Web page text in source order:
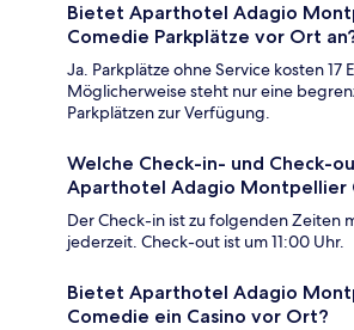
Bietet Aparthotel Adagio
Comedie Parkplätze vor Ort
Ja. Parkplätze ohne Service kosten 17
Möglicherweise steht nur eine
Parkplätzen zur Verfügung.
Welche Check-in- und Check-
Aparthotel Adagio Montpellier
Der Check-in ist zu folgenden Zeiten
jederzeit. Check-out ist um 11:00 Uhr.
Bietet Aparthotel Adagio
Comedie ein Casino vor Ort?